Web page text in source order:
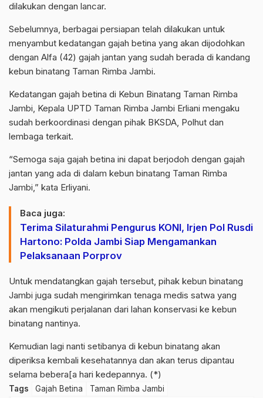
dilakukan dengan lancar.
Sebelumnya, berbagai persiapan telah dilakukan untuk
menyambut kedatangan gajah betina yang akan dijodohkan
dengan Alfa (42) gajah jantan yang sudah berada di kandang
kebun binatang Taman Rimba Jambi.
Kedatangan gajah betina di Kebun Binatang Taman Rimba
Jambi, Kepala UPTD Taman Rimba Jambi Erliani mengaku
sudah berkoordinasi dengan pihak BKSDA, Polhut dan
lembaga terkait.
“Semoga saja gajah betina ini dapat berjodoh dengan gajah
jantan yang ada di dalam kebun binatang Taman Rimba
Jambi,” kata Erliyani.
Baca juga:
Terima Silaturahmi Pengurus KONI, Irjen Pol Rusdi
Hartono: Polda Jambi Siap Mengamankan
Pelaksanaan Porprov
Untuk mendatangkan gajah tersebut, pihak kebun binatang
Jambi juga sudah mengirimkan tenaga medis satwa yang
akan mengikuti perjalanan dari lahan konservasi ke kebun
binatang nantinya.
Kemudian lagi nanti setibanya di kebun binatang akan
diperiksa kembali kesehatannya dan akan terus dipantau
selama bebera[a hari kedepannya. (*)
Tags Gajah Betina Taman Rimba Jambi